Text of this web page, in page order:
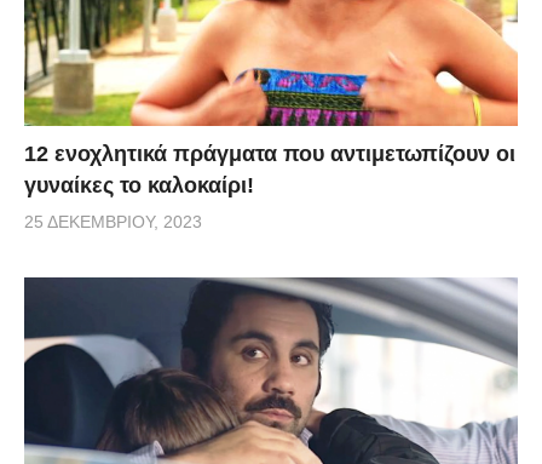
12 ενοχλητικά πράγματα που αντιμετωπίζουν οι
γυναίκες το καλοκαίρι!
25 ΔΕΚΕΜΒΡΊΟΥ, 2023